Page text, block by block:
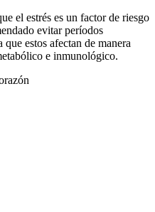
el estrés es un factor de riesgo
evitar períodos
estos afectan de manera
e inmunológico.